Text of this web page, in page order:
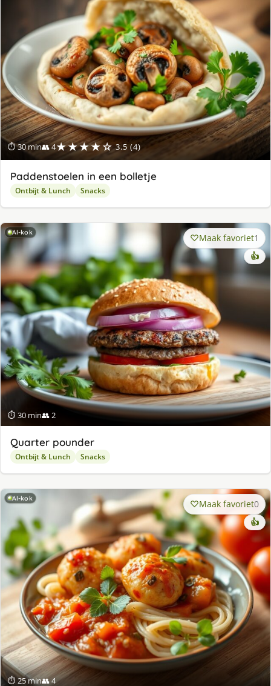
⏱ 30 min👥 4★★★★☆ 3.5 (4)
Paddenstoelen in een bolletje
Ontbijt & Lunch Snacks
AI-kok
⏱ 30 min👥 2
Maak favoriet1
👍
Quarter pounder
Ontbijt & Lunch Snacks
AI-kok
⏱ 25 min👥 4
Maak favoriet0
👍